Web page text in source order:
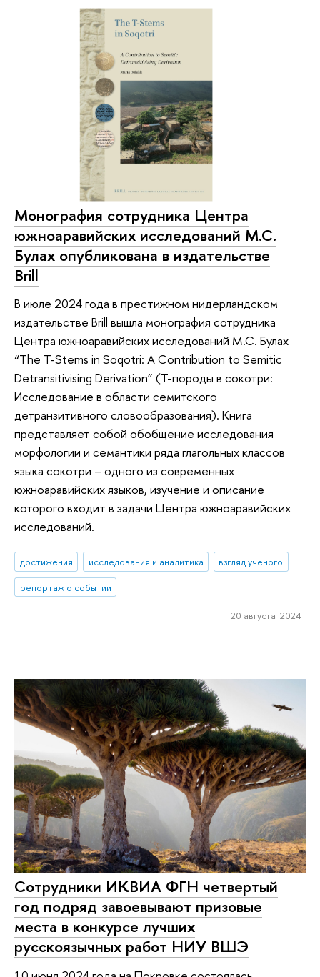
Монография сотрудника Центра
южноаравийских исследований М.С.
Булах опубликована в издательстве
Brill
В июле 2024 года в престижном нидерландском
издательстве Brill вышла монография сотрудника
Центра южноаравийских исследований М.С. Булах
“The T-Stems in Soqotri: A Contribution to Semitic
Detransitivising Derivation” (Т-породы в сокотри:
Исследование в области семитского
детранзитивного словообразования). Книга
представляет собой обобщение исследования
морфологии и семантики ряда глагольных классов
языка сокотри – одного из современных
южноаравийских языков, изучение и описание
которого входит в задачи Центра южноаравийских
исследований.
достижения исследования и аналитика
взгляд ученого
репортаж о событии
20 августа 2024
Сотрудники ИКВИА ФГН четвертый
год подряд завоевывают призовые
места в конкурсе лучших
русскоязычных работ НИУ ВШЭ